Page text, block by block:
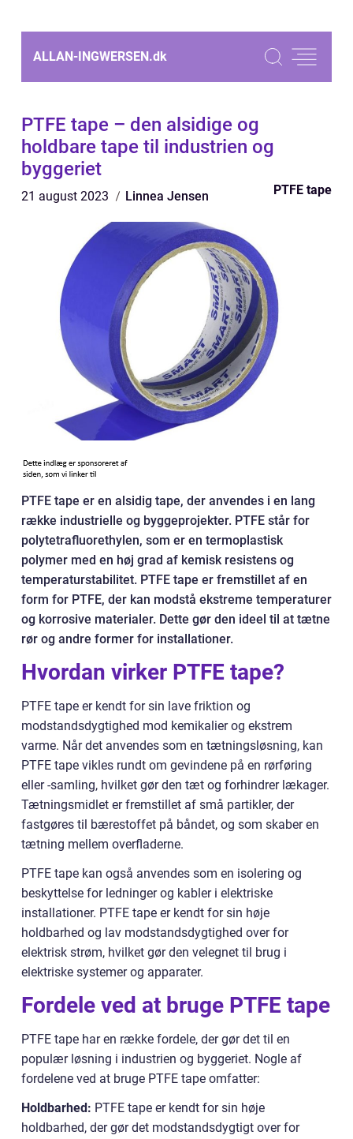
ALLAN-INGWERSEN.dk
PTFE tape – den alsidige og
holdbare tape til industrien og
byggeriet
21 august 2023 Linnea Jensen PTFE tape
PTFE tape er en alsidig tape, der anvendes i en lang
række industrielle og byggeprojekter. PTFE står for
polytetrafluorethylen, som er en termoplastisk
polymer med en høj grad af kemisk resistens og
temperaturstabilitet. PTFE tape er fremstillet af en
form for PTFE, der kan modstå ekstreme temperaturer
og korrosive materialer. Dette gør den ideel til at tætne
rør og andre former for installationer.
Hvordan virker PTFE tape?
PTFE tape er kendt for sin lave friktion og
modstandsdygtighed mod kemikalier og ekstrem
varme. Når det anvendes som en tætningsløsning, kan
PTFE tape vikles rundt om gevindene på en rørføring
eller -samling, hvilket gør den tæt og forhindrer lækager.
Tætningsmidlet er fremstillet af små partikler, der
fastgøres til bærestoffet på båndet, og som skaber en
tætning mellem overfladerne.
PTFE tape kan også anvendes som en isolering og
beskyttelse for ledninger og kabler i elektriske
installationer. PTFE tape er kendt for sin høje
holdbarhed og lav modstandsdygtighed over for
elektrisk strøm, hvilket gør den velegnet til brug i
elektriske systemer og apparater.
Fordele ved at bruge PTFE tape
PTFE tape har en række fordele, der gør det til en
populær løsning i industrien og byggeriet. Nogle af
fordelene ved at bruge PTFE tape omfatter:
Holdbarhed: PTFE tape er kendt for sin høje
holdbarhed, der gør det modstandsdygtigt over for